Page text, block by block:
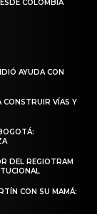
COLOMBIA
AYUDA CON
CONSTRUIR VÍAS Y
DEL REGIOTRAM
CON SU MAMÁ: